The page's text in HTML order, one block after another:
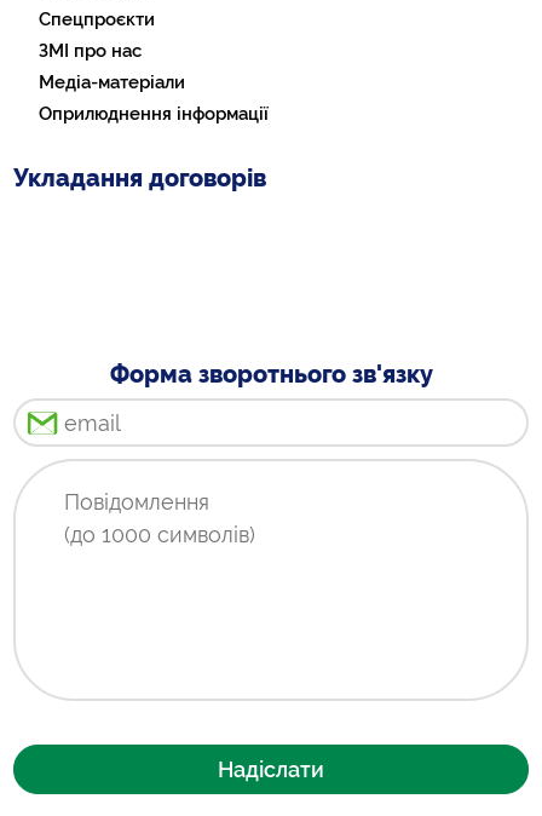
Спецпроєкти
ЗМІ про нас
Медіа-матеріали
Оприлюднення інформації
Укладання договорів
Форма зворотнього зв'язку